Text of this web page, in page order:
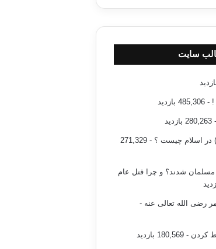
سایت
! - 485,306 بازدید
- 280,263 بازدید
در اسلام چیست ؟
- 271,329
مسلمان شدند؟ و چرا قتل عام
رضی الله تعالی عنه -
کردن - 180,569 بازدید